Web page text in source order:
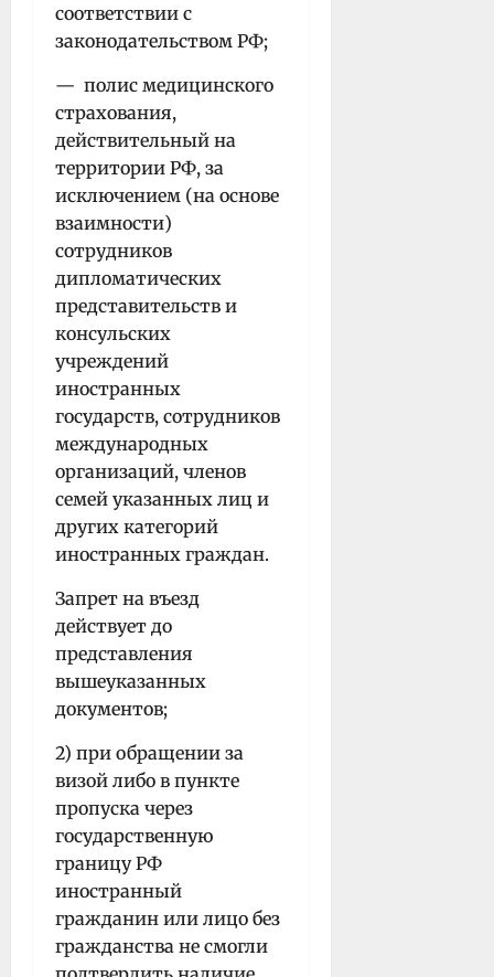
соответствии с
законодательством РФ;
— полис медицинского
страхования,
действительный на
территории РФ, за
исключением (на основе
взаимности)
сотрудников
дипломатических
представительств и
консульских
учреждений
иностранных
государств, сотрудников
международных
организаций, членов
семей указанных лиц и
других категорий
иностранных граждан.
Запрет на въезд
действует до
представления
вышеуказанных
документов;
2) при обращении за
визой либо в пункте
пропуска через
государственную
границу РФ
иностранный
гражданин или лицо без
гражданства не смогли